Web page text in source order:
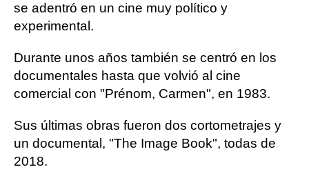
se adentró en un cine muy político y
experimental.
Durante unos años también se centró en los
documentales hasta que volvió al cine
comercial con "Prénom, Carmen", en 1983.
Sus últimas obras fueron dos cortometrajes y
un documental, "The Image Book", todas de
2018.